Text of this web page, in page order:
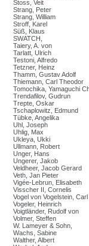
Stoss, Veit
Strang, Peter
Strang, William
Stroff, Karel
Süß, Klaus
SWATCH,
Taiery, A. von
Tarlatt, Ulrich
Testoni, Alfredo
Tetzner, Heinz
Thamm, Gustav Adolf
Thiemann, Carl Theodor
Tomochika, Yamaguchi
Trendafilov, Gudrun
Trepte, Oskar
Tschaplowitz, Edmund
Tübke, Angelika
Uhl, Joseph
Uhlig, Max
Ukleya, Ukki
Ullmann, Robert
Unger, Hans
Ungerer, Jakob
Veldheer, Jacob Gerard
Veth, Jan Pieter
Vigée-Lebrun, Elisabeth
Visscher II, Cornelis
Vogel von Vogelstein,
Vogeler, Heinrich
Voigtländer, Rudolf von
Volmer, Steffen
W. Lameyer & Sohn,
Wachs, Sabine
Walther, Albert